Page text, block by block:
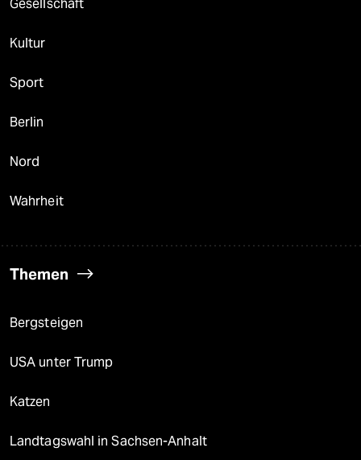
Gesellschaft
Kultur
Sport
Berlin
Nord
Wahrheit
Themen
Bergsteigen
USA unter Trump
Katzen
Landtagswahl in Sachsen-Anhalt